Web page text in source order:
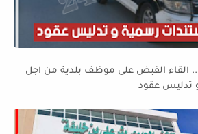
القاء القبض على موظف بلدية من اجل
تدليس عقود